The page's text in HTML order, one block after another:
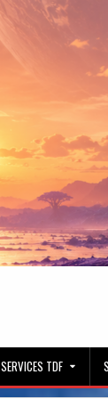
SERVICES TDF